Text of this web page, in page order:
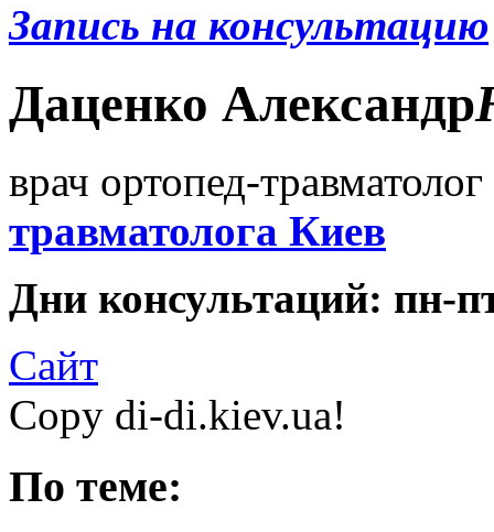
Запись на консультацию
Даценко Александр
врач ортопед-
травматолога Киев
Дни консультаций: пн-
Сайт
Copy di-di.kiev.ua!
По теме: